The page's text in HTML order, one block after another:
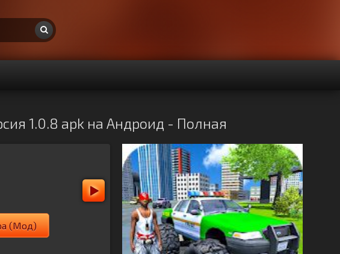
1.0.8 apk на Андроид - Полная
(Мод)